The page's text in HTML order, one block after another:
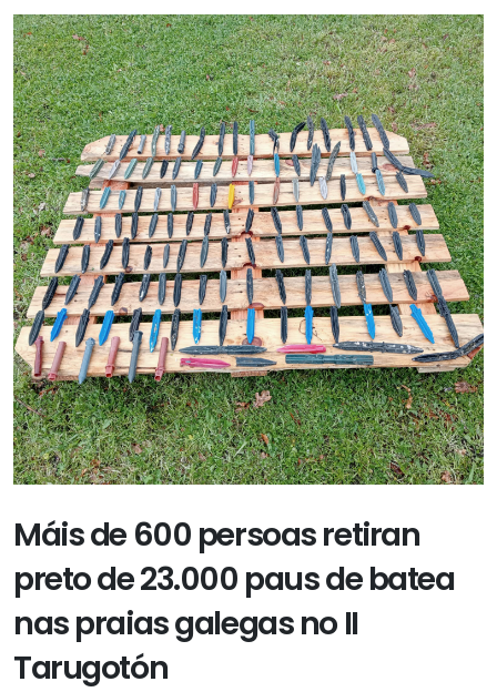
Máis de 600 persoas retiran
preto de 23.000 paus de batea
nas praias galegas no II
Tarugotón